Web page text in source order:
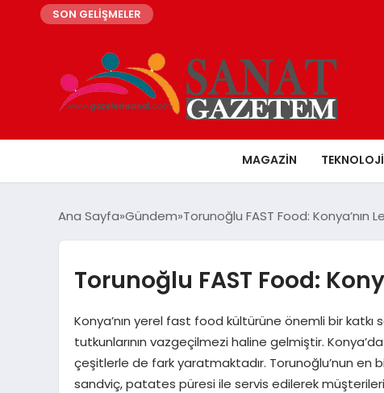
SON GELİŞMELER
MAGAZIN TEKNOLOJI
Ana Sayfa Gündem Torunoğlu FAST Food: Konya’nın
Torunoğlu FAST Food:
Konya’nın yerel fast food kültürüne önemli bir katkı
tutkunlarının vazgeçilmezi haline gelmiştir.
çeşitlerle de fark yaratmaktadır. Torunoğlu’nun en
sandviç, patates püresi ile servis edilerek